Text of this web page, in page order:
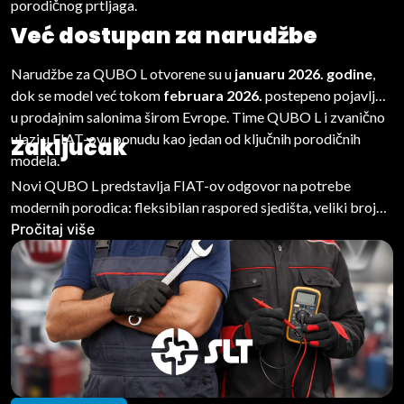
porodičnog prtljaga.
Već dostupan za narudžbe
Narudžbe za QUBO L otvorene su u januaru 2026. godine,
dok se model već tokom februara 2026. postepeno pojavljuje
u prodajnim salonima širom Evrope. Time QUBO L i zvanično
ulazi u FIAT-ovu ponudu kao jedan od ključnih porodičnih
modela.
Zaključak
Novi QUBO L predstavlja FIAT-ov odgovor na potrebe
modernih porodica: fleksibilan raspored sjedišta, veliki broj
pretinaca, raznolika motorizacija i praktična rješenja čine ga
ozbiljnim kandidatom u segmentu porodičnih vozila.
Pročitaj više